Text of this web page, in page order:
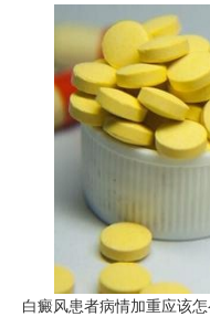
白癜风患者病情加重应该怎